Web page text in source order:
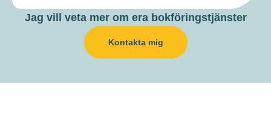
Jag vill veta mer om era bokföringstjänster
Kontakta mig